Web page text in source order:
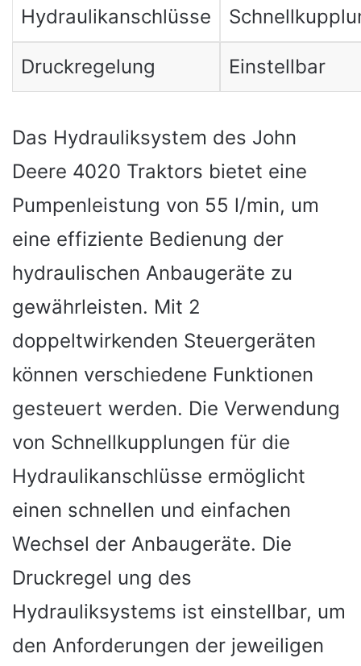
Hydraulikanschlüsse
Druckregelung Einstellbar
Das Hydrauliksystem des John
Deere 4020 Traktors bietet eine
Pumpenleistung von 55 l/min, um
eine effiziente Bedienung der
hydraulischen Anbaugeräte zu
gewährleisten. Mit 2
doppeltwirkenden Steuergeräten
können verschiedene Funktionen
gesteuert werden. Die Verwendung
von Schnellkupplungen für die
Hydraulikanschlüsse ermöglicht
einen schnellen und einfachen
Wechsel der Anbaugeräte. Die
Druckregel ung des
Hydrauliksystems ist einstellbar, um
den Anforderungen der jeweiligen